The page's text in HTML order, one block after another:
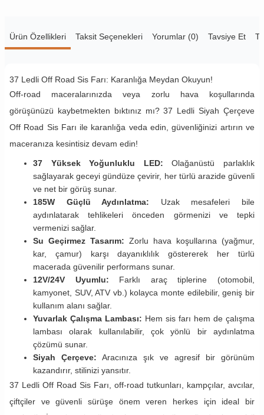
Ürün Özellikleri Taksit Seçenekleri Yorumlar (0) Tavsiye Et
37 Ledli Off Road Sis Farı: Karanlığa Meydan Okuyun!
Off-road maceralarınızda veya zorlu hava koşullarında
görüşünüzü kaybetmekten bıktınız mı? 37 Ledli Siyah Çerçeve
Off Road Sis Farı ile karanlığa veda edin, güvenliğinizi artırın ve
maceranıza kesintisiz devam edin!
37 Yüksek Yoğunluklu LED: Olağanüstü parlaklık
sağlayarak geceyi gündüze çevirir, her türlü arazide güvenli
ve net bir görüş sunar.
185W Güçlü Aydınlatma: Uzak mesafeleri bile
aydınlatarak tehlikeleri önceden görmenizi ve tepki
vermenizi sağlar.
Su Geçirmez Tasarım: Zorlu hava koşullarına (yağmur,
kar, çamur) karşı dayanıklılık göstererek her türlü
macerada güvenilir performans sunar.
12V/24V Uyumlu: Farklı araç tiplerine (otomobil,
kamyonet, SUV, ATV vb.) kolayca monte edilebilir, geniş bir
kullanım alanı sağlar.
Yuvarlak Çalışma Lambası: Hem sis farı hem de çalışma
lambası olarak kullanılabilir, çok yönlü bir aydınlatma
çözümü sunar.
Siyah Çerçeve: Aracınıza şık ve agresif bir görünüm
kazandırır, stilinizi yansıtır.
37 Ledli Off Road Sis Farı, off-road tutkunları, kampçılar, avcılar,
çiftçiler ve güvenli sürüşe önem veren herkes için ideal bir